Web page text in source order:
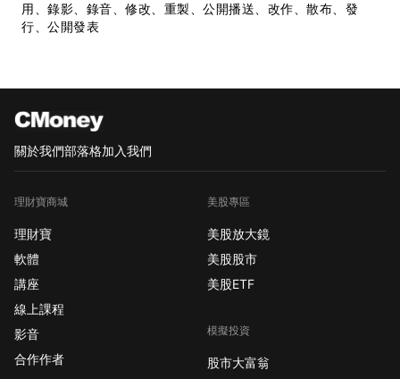
用、錄影、錄音、修改、重製、公開播送、改作、散布、發
行、公開發表
關於我們部落格加入我們
理財寶商城
理財寶
軟體
講座
線上課程
影音
合作作者
美股專區
美股放大鏡
美股股市
美股ETF
模擬投資
股市大富翁